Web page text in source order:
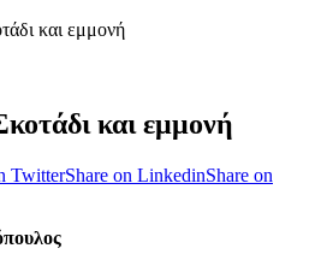
και εμμονή
και εμμονή
TwitterShare on LinkedinShare on